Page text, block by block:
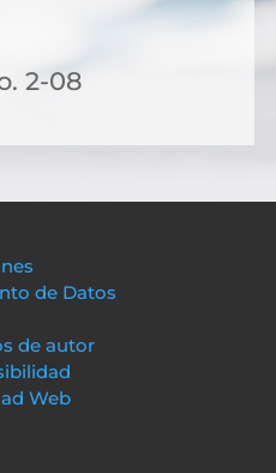
2-08
de Datos
de autor
Web